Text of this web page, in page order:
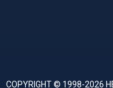
COPYRIGHT © 1998-2026